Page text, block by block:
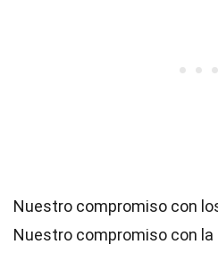
Nuestro compromiso con
Nuestro compromiso con